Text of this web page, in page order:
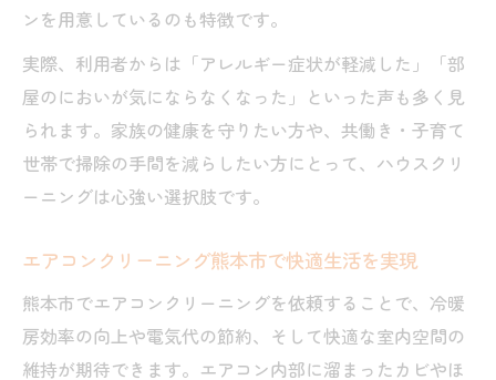
ンを用意しているのも特徴です。
実際、利用者からは「アレルギー症状が軽減した」「部
屋のにおいが気にならなくなった」といった声も多く見
られます。家族の健康を守りたい方や、共働き・子育て
世帯で掃除の手間を減らしたい方にとって、ハウスクリ
ーニングは心強い選択肢です。
エアコンクリーニング熊本市で快適生活を実現
熊本市でエアコンクリーニングを依頼することで、冷暖
房効率の向上や電気代の節約、そして快適な室内空間の
維持が期待できます。エアコン内部に溜まったカビやほ